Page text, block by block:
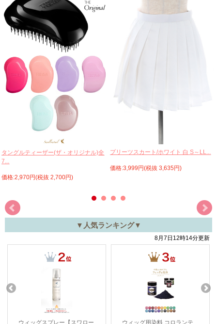
タングルティーザー(ザ・オリジナル)全
7...
価格:2,970円(税抜 2,700円)
プリーツスカート/ホワイト 白 S～LL...
価格:3,999円(税抜 3,635円)
▼人気ランキング▼